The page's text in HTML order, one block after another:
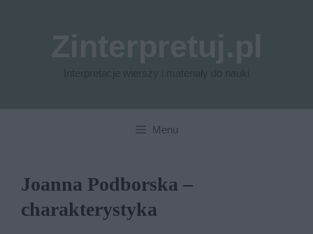
Menu
Joanna Podborska –
charakterystyka